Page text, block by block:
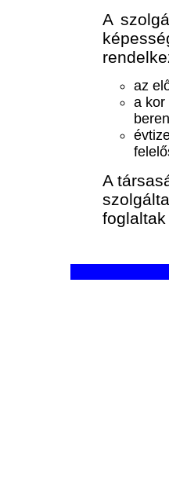
A
az
a kor
A